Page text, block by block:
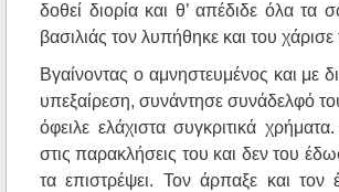
δοθεί διορία και θ’ απέδιδε όλα τα
βασιλιάς τον λυπήθηκε και του χάρισε
Βγαίνοντας ο αμνηστευμένος και με
υπεξαίρεση, συνάντησε συνάδελφό
όφειλε ελάχιστα συγκριτικά
στις παρακλήσεις του και δεν του
τα επιστρέψει. Τον άρπαξε και τον